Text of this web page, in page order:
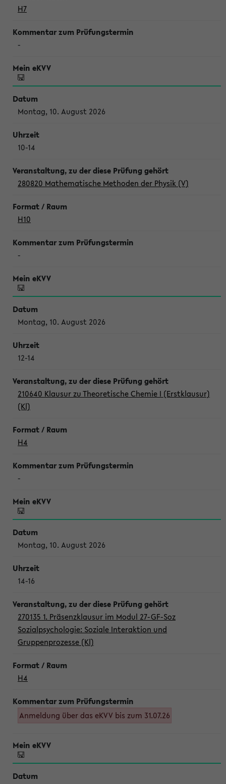
H7
-
Montag, 10. August 2026
10-14
280820 Mathematische Methoden der Physik (V)
H10
-
Montag, 10. August 2026
12-14
210640 Klausur zu Theoretische Chemie I (Erstklausur)
(Kl)
H4
-
Montag, 10. August 2026
14-16
270135 1. Präsenzklausur im Modul 27-GF-Soz
Sozialpsychologie: Soziale Interaktion und
Gruppenprozesse (Kl)
H4
Anmeldung über das eKVV bis zum 31.07.26